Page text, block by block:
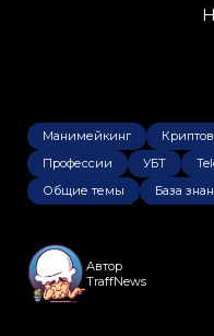
Манимейкинг
Профессии
УБТ
Общие темы
База
Автор
TraffNews